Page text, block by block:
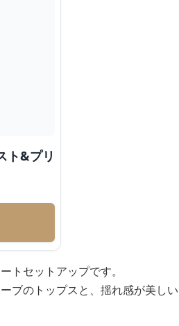
ト&プリ
トセットアップです。
ブのトップスと、揺れ感が美し